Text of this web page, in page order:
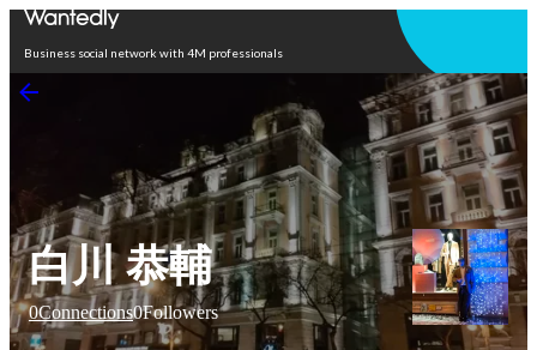
Business social network with 4M professionals
白川 恭輔
0Connections0Followers